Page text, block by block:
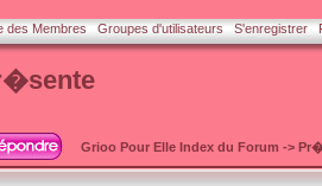
des Membres Groupes d'utilisateurs S'enregistrer
Grioo Pour Elle Index du Forum ->